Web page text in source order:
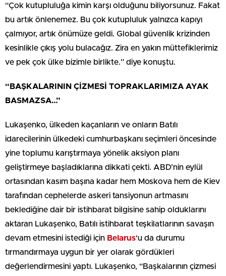
“Çok kutupluluğa kimin karşı olduğunu biliyorsunuz. Fakat
bu artık önlenemez. Bu çok kutupluluk yalnızca kapıyı
çalmıyor, artık önümüze geldi. Global güvenlik krizinden
kesinlikle çıkış yolu bulacağız. Zira en yakın müttefiklerimiz
ve pek çok ülke bizimle birlikte.” diye konuştu.
“BAŞKALARININ ÇİZMESİ TOPRAKLARIMIZA AYAK
BASMAZSA…”
Lukaşenko, ülkeden kaçanların ve onların Batılı
idarecilerinin ülkedeki cumhurbaşkanı seçimleri öncesinde
yine toplumu karıştırmaya yönelik aksiyon planı
geliştirmeye başladıklarına dikkati çekti. ABD’nin eylül
ortasından kasım başına kadar hem Moskova hem de Kiev
tarafından cephelerde askeri tansiyonun artmasını
beklediğine dair bir istihbarat bilgisine sahip olduklarını
aktaran Lukaşenko, Batılı istihbarat teşkilatlarının savaşın
devam etmesini istediği için Belarus‘u da durumu
tırmandırmaya uygun bir yer olarak gördükleri
değerlendirmesini yaptı. Lukaşenko, “Başkalarının çizmesi